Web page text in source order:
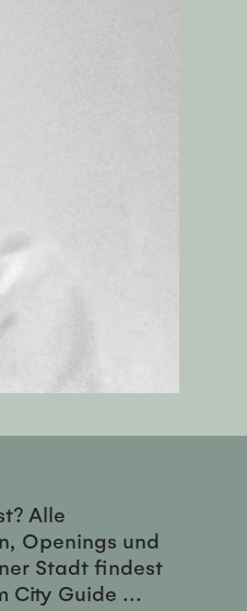
Alle
Openings und
Stadt findest
City Guide ...